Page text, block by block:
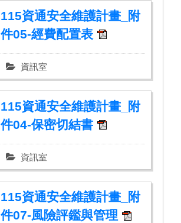
115資通安全維護計畫_附
件05-經費配置表
資訊室
115資通安全維護計畫_附
件04-保密切結書
資訊室
115資通安全維護計畫_附
件07-風險評鑑與管理